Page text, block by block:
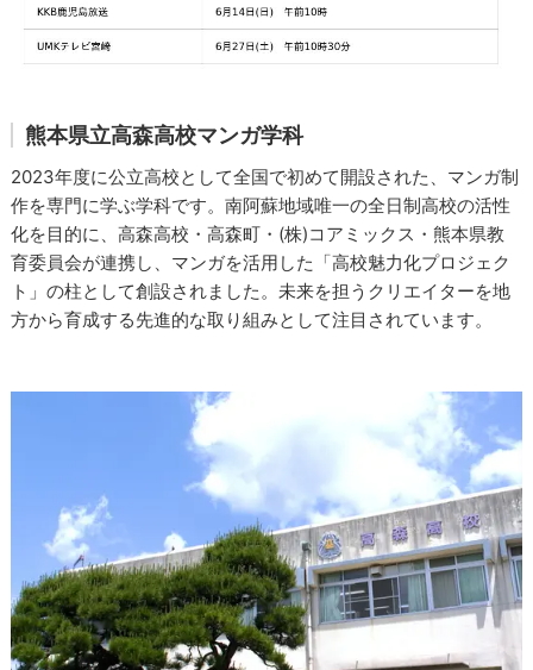
熊本県立高森高校マンガ学科
2023年度に公立高校として全国で初めて開設された、マンガ制
作を専門に学ぶ学科です。南阿蘇地域唯一の全日制高校の活性
化を目的に、高森高校・高森町・(株)コアミックス・熊本県教
育委員会が連携し、マンガを活用した「高校魅力化プロジェク
ト」の柱として創設されました。未来を担うクリエイターを地
方から育成する先進的な取り組みとして注目されています。